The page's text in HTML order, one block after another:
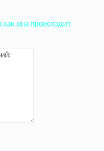
она происходит